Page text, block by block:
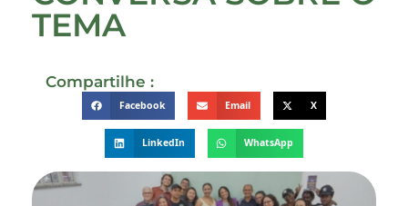
TEMA
Compartilhe :
Facebook Email X
LinkedIn WhatsApp